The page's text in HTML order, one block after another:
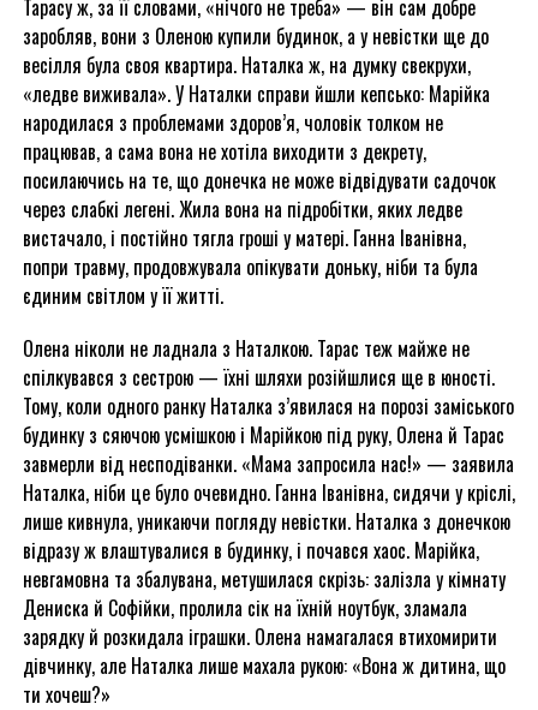
Тарасу ж, за її словами, «нічого не треба» — він сам добре
заробляв, вони з Оленою купили будинок, а у невістки ще до
весілля була своя квартира. Наталка ж, на думку свекрухи,
«ледве виживала». У Наталки справи йшли кепсько: Марійка
народилася з проблемами здоров’я, чоловік толком не
працював, а сама вона не хотіла виходити з декрету,
посилаючись на те, що донечка не може відвідувати садочок
через слабкі легені. Жила вона на підробітки, яких ледве
вистачало, і постійно тягла гроші у матері. Ганна Іванівна,
попри травму, продовжувала опікувати доньку, ніби та була
єдиним світлом у її житті.
Олена ніколи не ладнала з Наталкою. Тарас теж майже не
спілкувався з сестрою — їхні шляхи розійшлися ще в юності.
Тому, коли одного ранку Наталка з’явилася на порозі заміського
будинку з сяючою усмішкою і Марійкою під руку, Олена й Тарас
завмерли від несподіванки. «Мама запросила нас!» — заявила
Наталка, ніби це було очевидно. Ганна Іванівна, сидячи у кріслі,
лише кивнула, уникаючи погляду невістки. Наталка з донечкою
відразу ж влаштувалися в будинку, і почався хаос. Марійка,
невгамовна та збалувана, метушилася скрізь: залізла у кімнату
Дениска й Софійки, пролила сік на їхній ноутбук, зламала
зарядку й розкидала іграшки. Олена намагалася втихомирити
дівчинку, але Наталка лише махала рукою: «Вона ж дитина, що
ти хочеш?»